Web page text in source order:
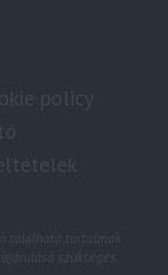
található tartalmak
szükséges.